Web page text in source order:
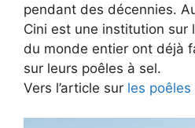
pendant des décennies.
Cini est une institution sur
du monde entier ont déjà
sur leurs poêles à sel.
Vers l’article sur les